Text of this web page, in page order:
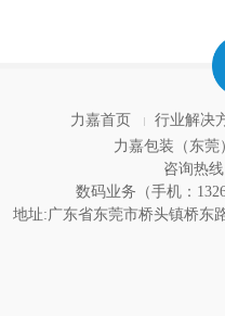
帮
力嘉首页 行业解决
力嘉包装（东莞
咨询热线
数码业务（手机：
地址:广东省东莞市桥头镇桥东